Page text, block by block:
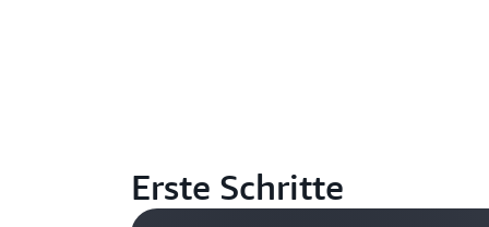
Erste Schritte